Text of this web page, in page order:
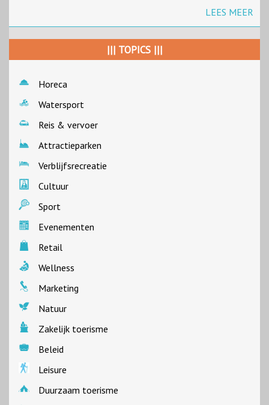
LEES MEER
||| TOPICS |||
Horeca
Watersport
Reis & vervoer
Attractieparken
Verblijfsrecreatie
Cultuur
Sport
Evenementen
Retail
Wellness
Marketing
Natuur
Zakelijk toerisme
Beleid
Leisure
Duurzaam toerisme